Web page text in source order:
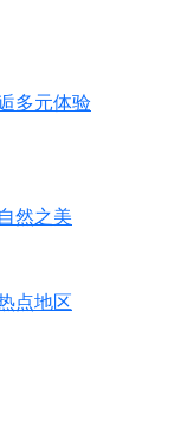
多元体验
然之美
点地区